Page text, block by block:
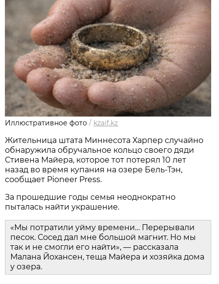
Иллюстративное фото / kzaif.kz
Жительница штата Миннесота Харпер случайно
обнаружила обручальное кольцо своего дяди
Стивена Майера, которое тот потерял 10 лет
назад во время купания на озере Бель-Тэн,
сообщает Pioneer Press.
За прошедшие годы семья неоднократно
пыталась найти украшение.
«Мы потратили уйму времени… Перерывали
песок. Сосед дал мне большой магнит. Но мы
так и не смогли его найти», — рассказала
Малана Йохансен, теща Майера и хозяйка дома
у озера.